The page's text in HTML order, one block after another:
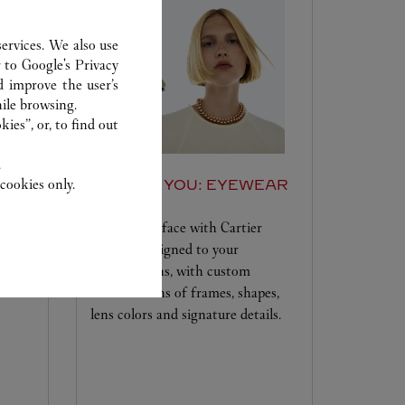
SET FOR YOU: EYEWEAR
Frame your face with Cartier
eyewear designed to your
specifications, with custom
combinations of frames, shapes,
lens colors and signature details.
We also use
toGoogle's Privacy
the user’s
browsing.
or, to find out
only.